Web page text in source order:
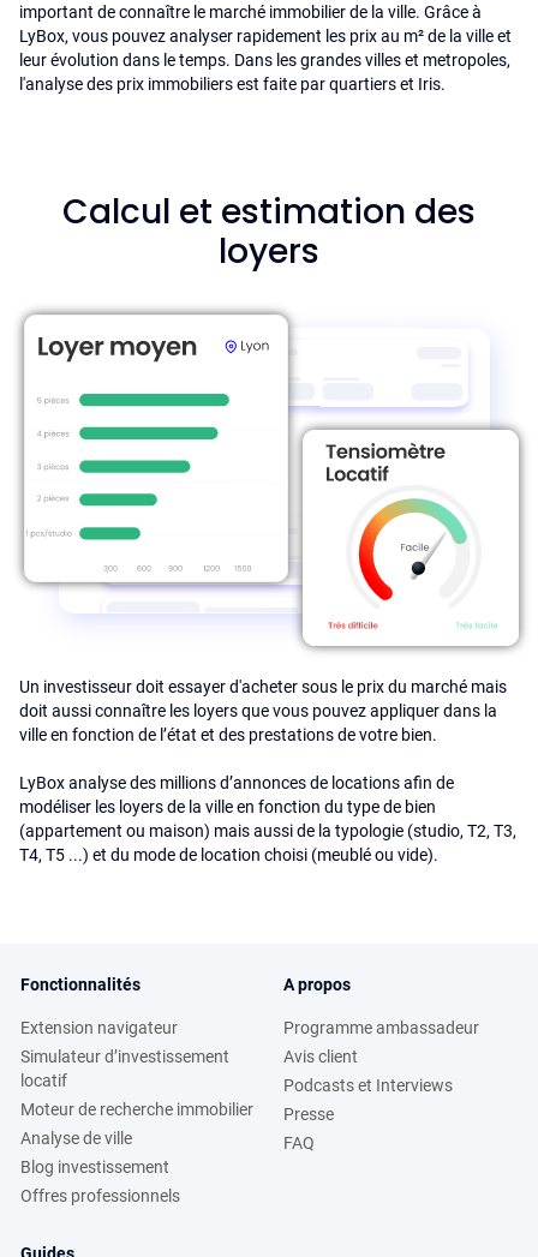
important de connaître le marché immobilier de la ville. Grâce à
LyBox, vous pouvez analyser rapidement les prix au m² de la ville et
leur évolution dans le temps. Dans les grandes villes et metropoles,
l'analyse des prix immobiliers est faite par quartiers et Iris.
Calcul et estimation des
loyers
Un investisseur doit essayer d'acheter sous le prix du marché mais
doit aussi connaître les loyers que vous pouvez appliquer dans la
ville en fonction de l’état et des prestations de votre bien.
LyBox analyse des millions d’annonces de locations afin de
modéliser les loyers de la ville en fonction du type de bien
(appartement ou maison) mais aussi de la typologie (studio, T2, T3,
T4, T5 ...) et du mode de location choisi (meublé ou vide).
Fonctionnalités
Extension navigateur
Simulateur d’investissement
locatif
Moteur de recherche immobilier
Analyse de ville
Blog investissement
Offres professionnels
A propos
Programme ambassadeur
Avis client
Podcasts et Interviews
Presse
FAQ
Guides